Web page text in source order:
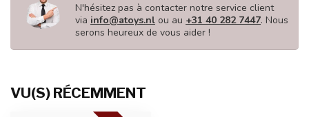
N'hésitez pas à contacter notre service client
via info@atoys.nl ou au +31 40 282 7447. Nous
serons heureux de vous aider !
VU(S) RÉCEMMENT